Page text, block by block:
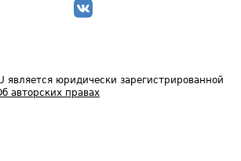
является юридически зарегистрированной
авторских правах